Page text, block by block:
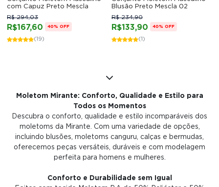
com Capuz Preto Mescla
R$167,60
R$ 294,03
40% OFF
(19)
Blusão Preto Mescla 02
R$133,90
R$ 234,90
40% OFF
(1)
Moletom Mirante: Conforto, Qualidade e Estilo para
Todos os Momentos
Descubra o conforto, qualidade e estilo incomparáveis dos
moletoms da Mirante. Com uma variedade de opções,
incluindo blusões, moletoms canguru, calças e bermudas,
oferecemos peças versáteis, duráveis e com modelagem
perfeita para homens e mulheres.
Conforto e Durabilidade sem Igual